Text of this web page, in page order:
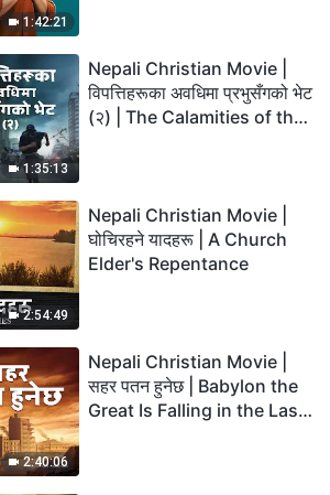
1:42:21
1:35:13
Nepali Christian Movie |
विपत्तिहरूका अवधिमा प्रभुसँगको भेट
(२) | The Calamities of the
2:54:49
Nepali Christian Movie |
घोचिरहने यादहरू | A Church
Elder's Repentance
2:40:06
Nepali Christian Movie |
सहर पतन हुनेछ | Babylon the
Great Is Falling in the Last